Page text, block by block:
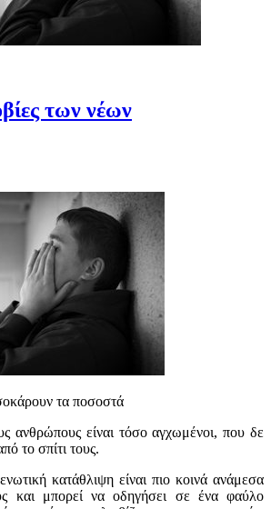
των νέων
τα ποσοστά
ανθρώπους είναι τόσο αγχωμένοι, που δε
το σπίτι τους.
κατάθλιψη είναι πιο κοινά ανάμεσα
και μπορεί να οδηγήσει σε ένα φαύλο